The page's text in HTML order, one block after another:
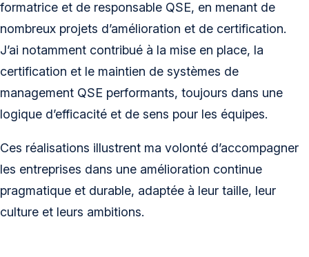
formatrice et de responsable QSE, en menant de
nombreux projets d’amélioration et de certification.
J’ai notamment contribué à la mise en place, la
certification et le maintien de systèmes de
management QSE performants, toujours dans une
logique d’efficacité et de sens pour les équipes.
Ces réalisations illustrent ma volonté d’accompagner
les entreprises dans une amélioration continue
pragmatique et durable, adaptée à leur taille, leur
culture et leurs ambitions.